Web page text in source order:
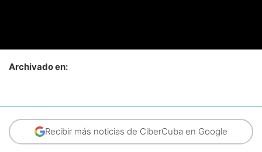
Archivado en:
Recibir más noticias de CiberCuba en Google